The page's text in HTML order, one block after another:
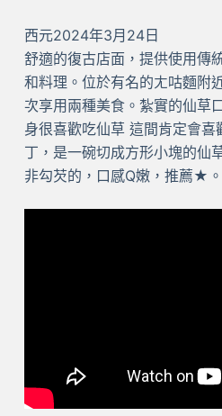
西元2024年3月24日
舒適的復古店面，提供使用傳
和料理。位於有名的ㄤ咕麵附
次享用兩種美食。紮實的仙草
身很喜歡吃仙草 這間肯定會
丁，是一碗切成方形小塊的仙
非勾芡的，口感Q嫩，推薦★。